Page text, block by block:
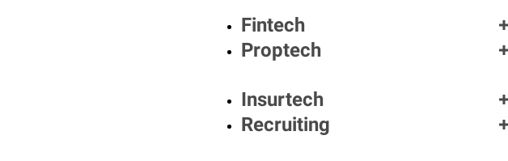
Fintech
Proptech
Insurtech
Recruiting